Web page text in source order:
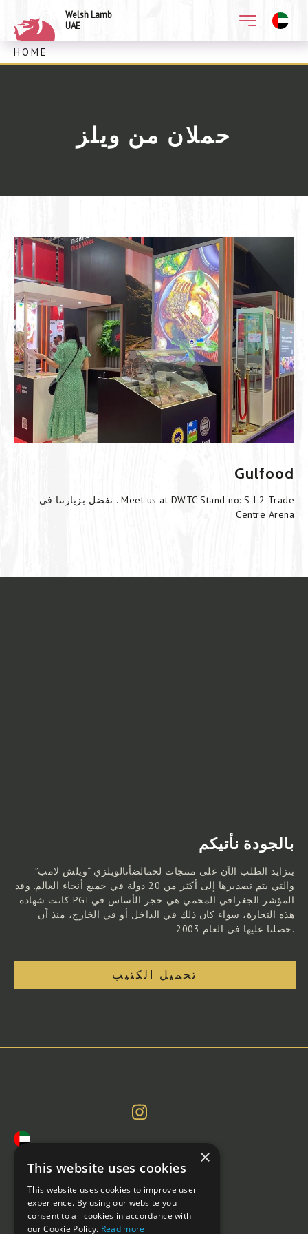
Welsh Lamb
UAE
HOME
حملان من ويلز
Gulfood
تفضل بزيارتنا في . Meet us at DWTC Stand no: S-L2 Trade
Centre Arena
بالجودة نأتيكم
يتزايد الطلب الآن على منتجات لحمالضأنالويلزي “ويلش لامب”
والتي يتم تصديرها إلى أكثر من 20 دولة في جميع أنحاء العالم. وقد
كانت شهادة PGI المؤشر الجغرافي المحمي هي حجر الأساس في
هذه التجارة، سواء كان ذلك في الداخل أو في الخارج، منذ اًن
حصلنا عليها في العام 2003.
تحميل الكتيب
+442890260400
nadia.smiley@ocoglobal.com
×
This website uses cookies
This website uses cookies to improve user
experience. By using our website you
consent to all cookies in accordance with
our Cookie Policy. Read more